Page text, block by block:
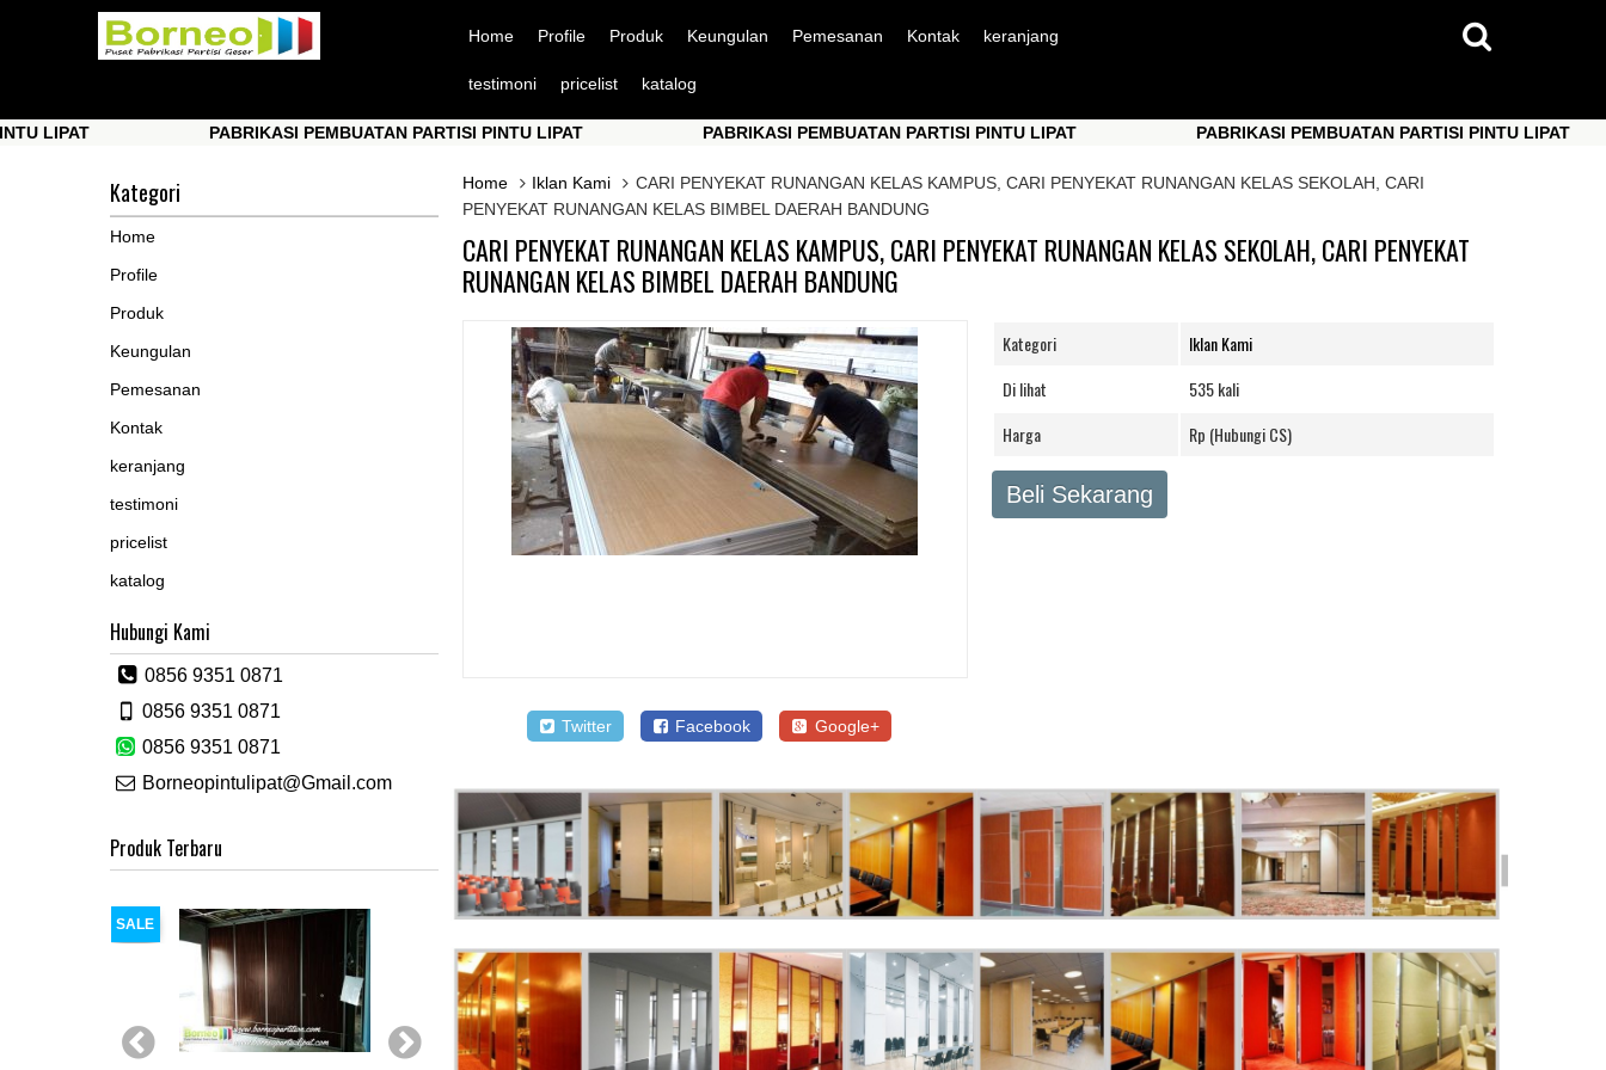
Home Profile Produk Keungulan Pemesanan Kontak keranjang
testimoni pricelist katalog
PABRIKASI PEMBUATAN PARTISI PINTU LIPAT PABRIKASI PEMBUATAN PARTISI PINTU LIPAT
PABRIKASI PEMBUATAN PARTISI PINTU LIPAT
Home
Iklan Kami
CARI PENYEKAT RUNANGAN KELAS KAMPUS, CARI PENYEKAT RUNANGAN KELAS SEKOLAH, CARI
PENYEKAT RUNANGAN KELAS BIMBEL DAERAH BANDUNG
CARI PENYEKAT RUNANGAN KELAS KAMPUS, CARI PENYEKAT RUNANGAN KELAS SEKOLAH, CARI PENYEKAT
RUNANGAN KELAS BIMBEL DAERAH BANDUNG
Twitter Facebook Google+
Kategori
Iklan Kami
Di lihat
535 kali
Harga
Rp (Hubungi CS)
Beli Sekarang
Kategori
Home
Profile
Produk
Keungulan
Pemesanan
Kontak
keranjang
testimoni
pricelist
katalog
Hubungi Kami
0856 9351 0871
0856 9351 0871
0856 9351 0871
Borneopintulipat@Gmail.com
Produk Terbaru
SALE SALE SALE